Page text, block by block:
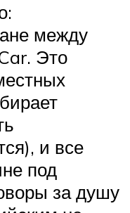
между
Это
и все
под
за душу